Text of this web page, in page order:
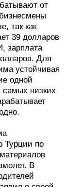
от
так как
39 долларов
зарплата
Для
устойчивая
одной
самых низких
Турции по
В